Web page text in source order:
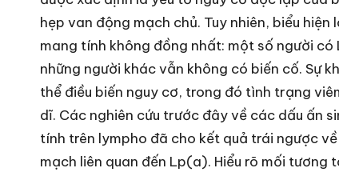
hẹp van động mạch chủ. Tuy nhiên, biểu
mang tính không đồng nhất: một số người
những người khác vẫn không có biến cố. Sự
thể điều biến nguy cơ, trong đó tình trạng
dĩ. Các nghiên cứu trước đây về các dấu ấn
tính trên lympho đã cho kết quả trái ngược
mạch liên quan đến Lp(a). Hiểu rõ mối